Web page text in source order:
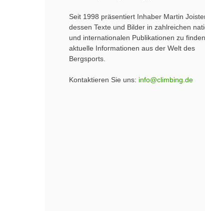
Seit 1998 präsentiert Inhaber Martin
dessen Texte und Bilder in zahlreichen
und internationalen Publikationen zu finden
aktuelle Informationen aus der Welt des
Bergsports.
Kontaktieren Sie uns: info@climbing.de